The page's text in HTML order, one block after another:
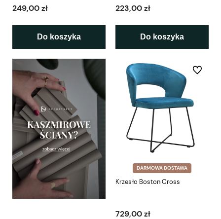
249,00 zł
Do koszyka
223,00 zł
Do koszyka
DARMOWA DOSTAWA
Krzesło Boston Cross
729,00 zł
Do